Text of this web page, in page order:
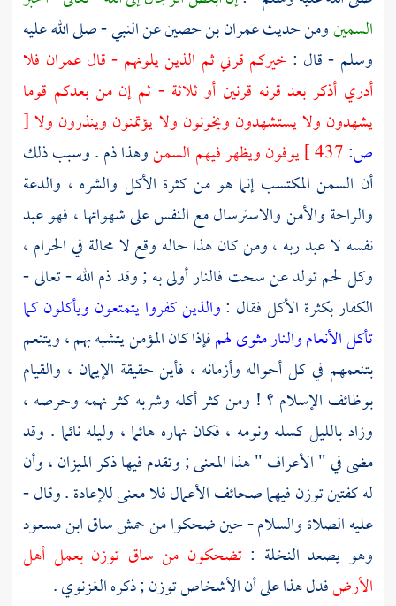
السمينومن حديثعمران بن حصينعن النبي - صلى الله عليه
وسلم - قال : خيركم قرني ثم الذين يلونهم - قالعمران فلا
أدري أذكر بعد قرنه قرنين أو ثلاثة - ثم إن من بعدكم قوما
يشهدون ولا يستشهدون ويخونون ولا يؤتمنون وينذرون ولا[
ص:
يوفون ويظهر فيهم السمنوهذا ذم . وسبب ذلك
أن السمن المكتسب إنما هو من كثرة الأكل والشره ، والدعة
والراحة والأمن والاسترسال مع النفس على شهواتها ، فهو عبد
نفسه لا عبد ربه ، ومن كان هذا حاله وقع لا محالة في الحرام ،
وكل لحم تولد عن سحت فالنار أولى به ; وقد ذم الله - تعالى -
الكفار بكثرة الأكل فقال :والذين كفروا يتمتعون ويأكلون كما
تأكل الأنعام والنار مثوى لهمفإذا كان المؤمن يتشبه بهم ، ويتنعم
بتنعمهم في كل أحواله وأزمانه ، فأين حقيقة الإيمان ، والقيام
بوظائف الإسلام ؟ ! ومن كثر أكله وشربه كثر نهمه وحرصه ،
وزاد بالليل كسله ونومه ، فكان نهاره هائما ، وليله نائما . وقد
مضى في " الأعراف " هذا المعنى ; وتقدم فيها ذكر الميزان ، وأن
له كفتين توزن فيهما صحائف الأعمال فلا معنى للإعادة . وقال -
عليه الصلاة والسلام - حين ضحكوا من حمش ساقابن مسعود
وهو يصعد النخلة :تضحكون من ساق توزن بعمل أهل
الأرضفدل هذا على أن الأشخاص توزن ; ذكرهالغزنوي.